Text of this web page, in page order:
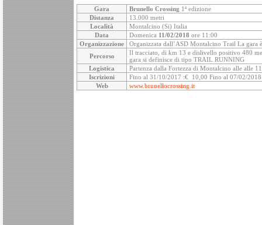
Gara Brunello Crossing 1ª edizione
Distanza
13.000 metri
Località
Montalcino (Si) Italia
Data
Domenica 11/02/2018 ore 11:00
Organizzazione
Organizzata dall’ASD Montalcino Trail La
Percorso
Il tracciato, di km 13 e dislivello positivo 480
gara si definisce di tipo TRAIL RUNNING
Logistica
Partenza dalla Fortezza di Montalcino alle alle
Iscrizioni
Fino al 31/10/2017 :€ 10,00 Fino al 07/02/
Web
www.brunellocrossing.it